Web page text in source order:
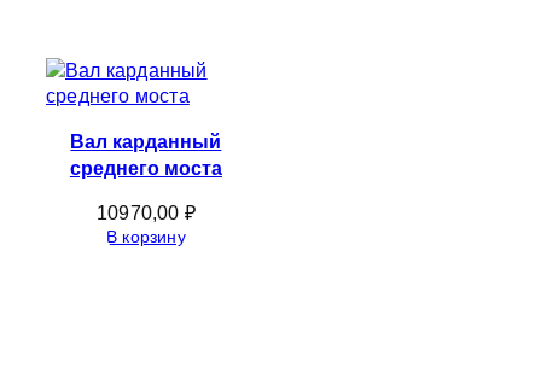
Вал карданный
среднего моста
10970,00 ₽
В корзину